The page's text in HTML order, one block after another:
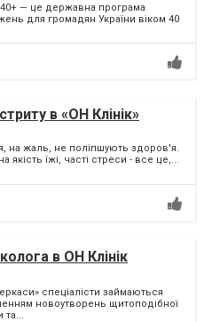
40+ — це державна програма
для громадян України віком 40
в «ОН Клінік»
на жаль, не поліпшують здоров'я.
якість їжі, часті стреси - все це,...
в ОН Клінік
спеціалісти займаються
новоутворень щитоподібної